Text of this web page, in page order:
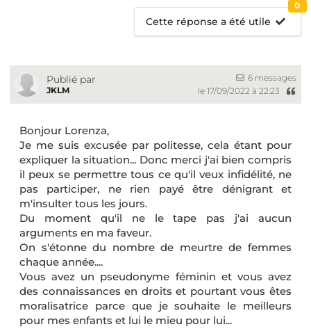
Cette réponse a été utile
0
Publié par
JKLM
6 messages
le 17/09/2022 à 22:23
Bonjour Lorenza,
Je me suis excusée par politesse, cela étant pour
expliquer la situation... Donc merci j'ai bien compris
il peux se permettre tous ce qu'il veux infidélité, ne
pas participer, ne rien payé être dénigrant et
m'insulter tous les jours.
Du moment qu'il ne le tape pas j'ai aucun
arguments en ma faveur.
On s'étonne du nombre de meurtre de femmes
chaque année....
Vous avez un pseudonyme féminin et vous avez
des connaissances en droits et pourtant vous êtes
moralisatrice parce que je souhaite le meilleurs
pour mes enfants et lui le mieu pour lui...